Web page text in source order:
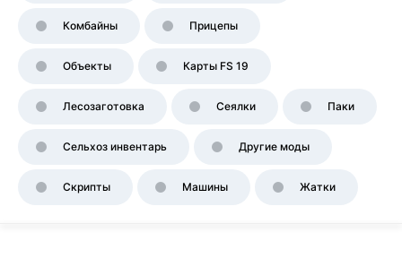
Комбайны Прицепы
Объекты Карты FS 19
Лесозаготовка Сеялки Паки
Сельхоз инвентарь Другие моды
Скрипты Машины Жатки